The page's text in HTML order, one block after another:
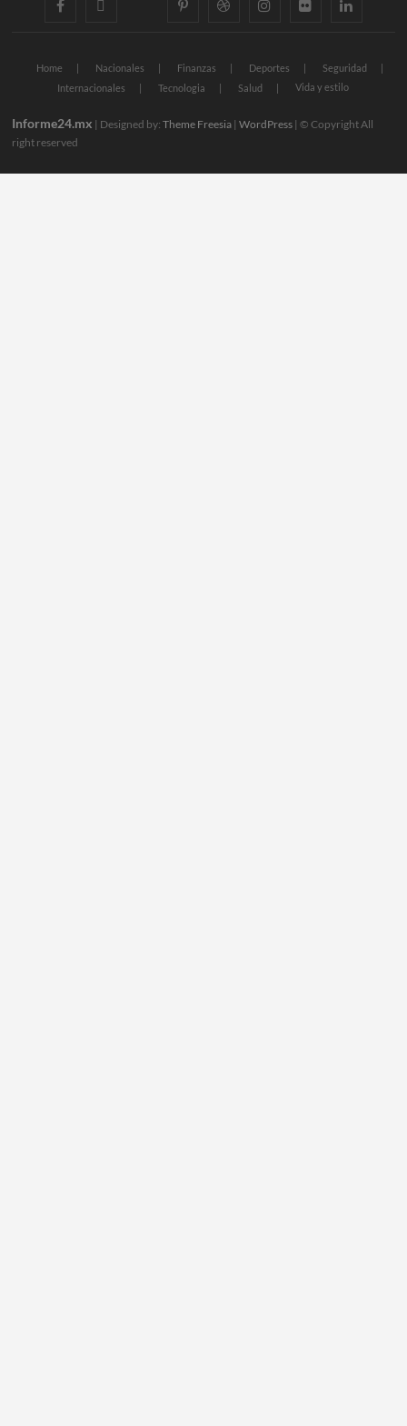
facebook googlepluspinterestdribbble instagramflickr linkedin
Home Nacionales Finanzas Deportes
Seguridad
Internacionales
Tecnologia Salud Vida y estilo
Informe24.mx | Designed by:Theme Freesia |WordPress | © Copyright All
right reserved